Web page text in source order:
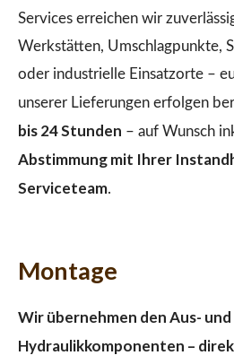
Services erreichen wir
Werkstätten, Umschlagpunkte,
oder industrielle Einsatzorte –
unserer Lieferungen erfolgen
bis 24 Stunden – auf Wunsch
Abstimmung mit Ihrer
Serviceteam.
Montage
Wir übernehmen den Aus-
Hydraulikkomponenten –